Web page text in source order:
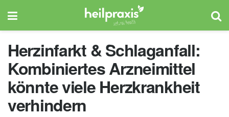
Herzinfarkt & Schlaganfall:
Kombiniertes Arzneimittel
könnte viele Herzkrankheit
verhindern